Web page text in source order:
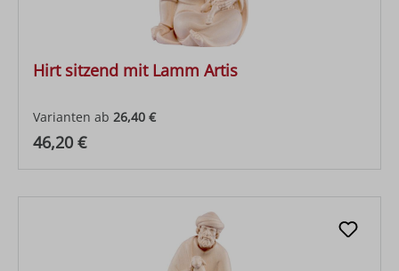
Hirt sitzend mit Lamm Artis
Varianten ab 26,40 €
Regulärer Preis:
46,20 €